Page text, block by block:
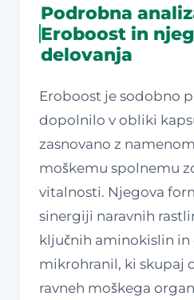
Podrobna
Eroboost in
delovanja
Eroboost je sodobno
dopolnilo v obliki
zasnovano z
moškemu spolnemu
vitalnosti. Njegova
sinergiji naravnih
ključnih aminokislin in
mikrohranil, ki skupaj
ravneh moškega